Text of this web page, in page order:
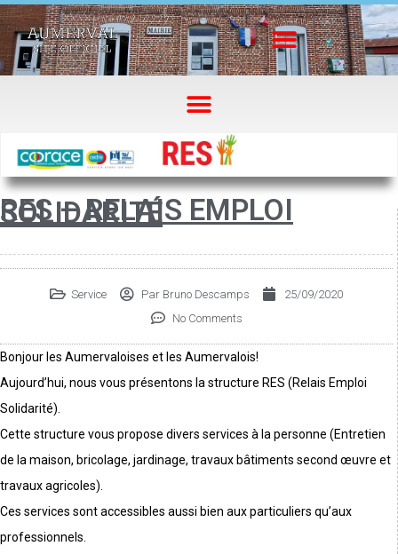
RES – RELAIS EMPLOI
SOLIDARITÉ
Service Par Bruno Descamps
25/09/2020
No Comments
Bonjour les Aumervaloises et les Aumervalois!
Aujourd’hui, nous vous présentons la structure RES (Relais Emploi
Solidarité).
Cette structure vous propose divers services à la personne (Entretien
de la maison, bricolage, jardinage, travaux bâtiments second œuvre et
travaux agricoles).
Ces services sont accessibles aussi bien aux particuliers qu’aux
professionnels.